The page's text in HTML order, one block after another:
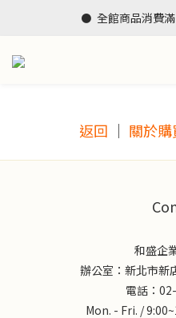
⚫  全館商品消費
返回 ｜ 關於購
和盛企
辦公室：新北市新
電話：
Mon. - Fri. /